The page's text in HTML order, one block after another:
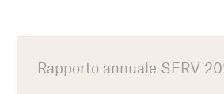
Rapporto annuale SERV